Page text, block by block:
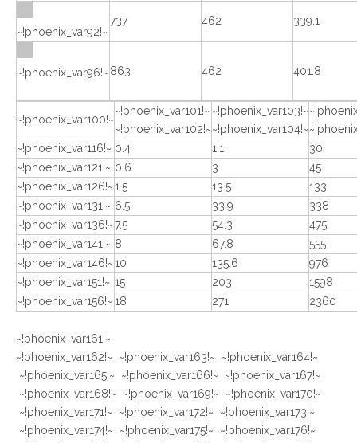
~!phoenix_var92!~
737 462 339.1
~!phoenix_var96!~ 863 462 401.8
~!phoenix_var100!~
~!phoenix_var101!~
~!phoenix_var102!~
~!phoenix_var103!~
~!phoenix_var104!~
~!phoenix_var116!~ 0.4 1.1
30
~!phoenix_var121!~ 0.6 3
45
~!phoenix_var126!~1.5 13.5
133
~!phoenix_var131!~ 6.5 33.9
338
~!phoenix_var136!~7.5 54.3
475
~!phoenix_var141!~ 8 67.8
555
~!phoenix_var146!~10 135.6
976
~!phoenix_var151!~ 15 203
1598
~!phoenix_var156!~ 18 271 2360
~!phoenix_var161!~
~!phoenix_var162!~ ~!phoenix_var163!~ ~!phoenix_var164!~
~!phoenix_var165!~ ~!phoenix_var166!~ ~!phoenix_var167!~
~!phoenix_var168!~ ~!phoenix_var169!~ ~!phoenix_var170!~
~!phoenix_var171!~ ~!phoenix_var172!~ ~!phoenix_var173!~
~!phoenix_var174!~ ~!phoenix_var175!~ ~!phoenix_var176!~